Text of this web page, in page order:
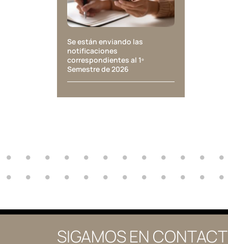
Se están enviando las
notificaciones
correspondientes al 1º
Semestre de 2026
SIGAMOS EN